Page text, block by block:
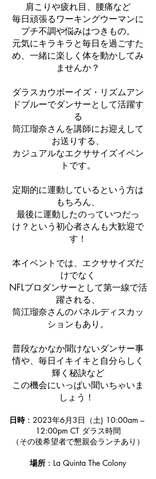
肩こりや疲れ目、腰痛など
毎日頑張るワーキングウーマンに
プチ不調や悩みはつきもの。
元気にキラキラと毎日を過ごすた
め、一緒に楽しく体を動かしてみ
ませんか？
ダラスカウボーイズ・リズムアン
ドブルーでダンサーとして活躍す
る
筒江瑠奈さんを講師にお迎えして
お送りする、
カジュアルなエクササイズイベン
トです。
定期的に運動しているという方は
もちろん、
最後に運動したのっていつだっ
け？という初心者さんも大歓迎で
す！
本イベントでは、エクササイズだ
けでなく
NFLプロダンサーとして第一線で活
躍される、
筒江瑠奈さんのパネルディスカッ
ションもあり。
普段なかなか聞けないダンサー事
情や、毎日イキイキと自分らしく
輝く秘訣など
この機会にいっぱい聞いちゃいま
しょう！
日時：2023年6月3日（土) 10:00am –
12:00pm CT ダラス時間
（その後希望者で懇親会ランチあり）
場所 ：La Quinta The Colony